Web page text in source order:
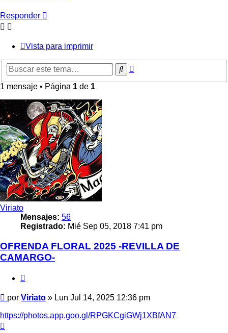
Responder
Vista para imprimir
Buscar
1 mensaje • Página 1 de 1
Viriato
Mensajes: 56
Registrado: Mié Sep 05, 2018 7:41 pm
OFRENDA FLORAL 2025 -REVILLA DE
CAMARGO-
Mensaje
por Viriato » Lun Jul 14, 2025 12:36 pm
https://photos.app.goo.gl/RPGKCgiGWj1XBfAN7